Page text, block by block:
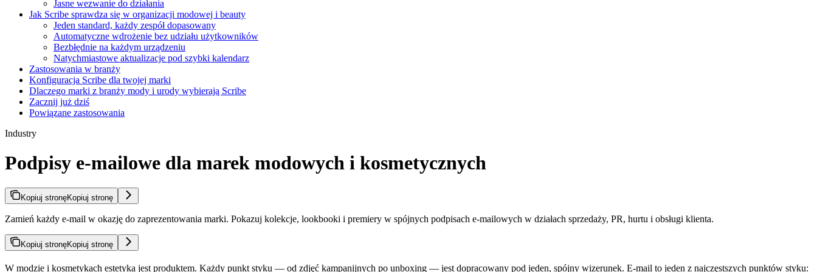
Jasne wezwanie do działania
Jak Scribe sprawdza się w organizacji modowej i beauty
Jeden standard, każdy zespół dopasowany
Automatyczne wdrożenie bez udziału użytkowników
Bezbłędnie na każdym urządzeniu
Natychmiastowe aktualizacje pod szybki kalendarz
Zastosowania w branży
Konfiguracja Scribe dla twojej marki
Dlaczego marki z branży mody i urody wybierają Scribe
Zacznij już dziś
Powiązane zastosowania
Industry
Podpisy e-mailowe dla marek modowych i kosmetycznych
Kopiuj stronęKopiuj stronę
Zamień każdy e-mail w okazję do zaprezentowania marki. Pokazuj kolekcje, lookbooki i premiery w spójnych podpisach e-mailowych w działach sprzedaży, PR, hurtu i obsługi klienta.
Kopiuj stronęKopiuj stronę
W modzie i kosmetykach estetyka jest produktem. Każdy punkt styku — od zdjęć kampanijnych po unboxing — jest dopracowany pod jeden, spójny wizerunek. E-mail to jeden z najczęstszych punktów styku: